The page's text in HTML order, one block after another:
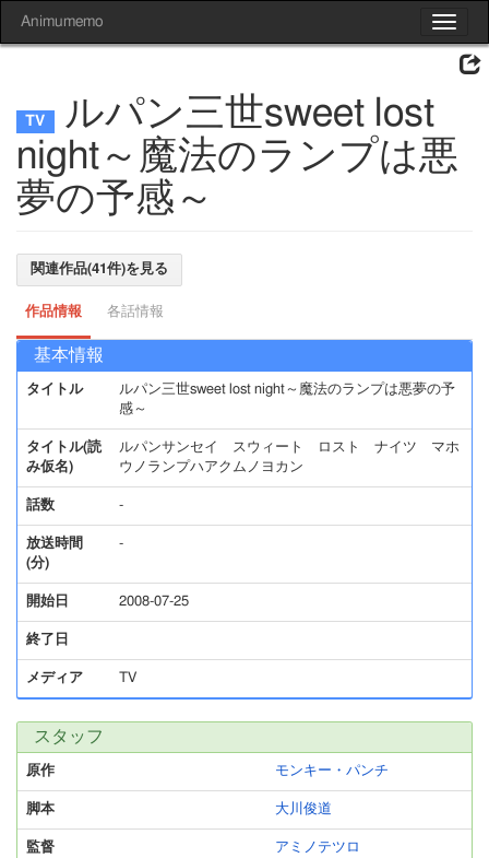
Toggle
Animumemo
ルパン三世sweet lost
night～魔法のランプは悪
夢の予感～
関連作品(41件)を見る
作品情報 各話情報
基本情報
タイトル
ルパン三世sweet lost night～魔法のランプは悪夢の予
感～
タイトル(読
み仮名)
ルパンサンセイ スウィート ロスト ナイツ マホ
ウノランプハアクムノヨカン
話数 -
放送時間
(分)
-
開始日 2008-07-25
終了日
メディア TV
スタッフ
原作 モンキー・パンチ
脚本 大川俊道
監督 アミノテツロ